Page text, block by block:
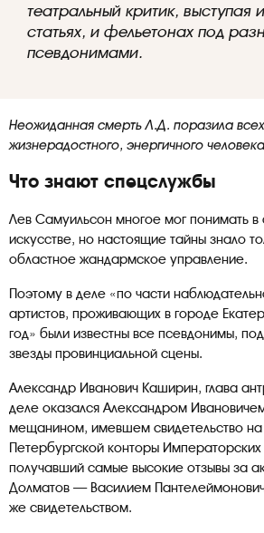
театральный критик, выступая
статьях, и фельетонах под
псевдонимами.
Неожиданная смерть Л.Д. поразила
жизнерадостного, энергичного
Что знают спецслужбы
Лев Самуильсон многое мог понимать в
искусстве, но настоящие тайны знало
областное жандармское управление.
Поэтому в деле «по части
артистов, проживающих в городе
год» были известны все псевдонимы,
звезды провинциальной сцены.
Александр Иванович Каширин, глава
деле оказался Александром
мещанином, имевшем свидетельство
Петербургской конторы
получавший самые высокие отзывы за
Долматов — Василием
же свидетельством.